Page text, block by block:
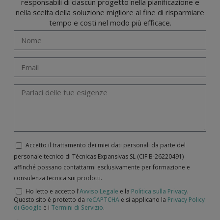
responsabili di ciascun progetto nella pianificazione e
nella scelta della soluzione migliore al fine di risparmiare
tempo e costi nel modo più efficace.
Accetto il trattamento dei miei dati personali da parte del
personale tecnico di Técnicas Expansivas SL (CIF B-­26220491)
affinché possano contattarmi esclusivamente per formazione e
consulenza tecnica sui prodotti.
Ho letto e accetto l'Avviso Legale e la Politica sulla Privacy.
Questo sito è protetto da reCAPTCHA e si applicano la Privacy Policy
di Google e i Termini di Servizio.